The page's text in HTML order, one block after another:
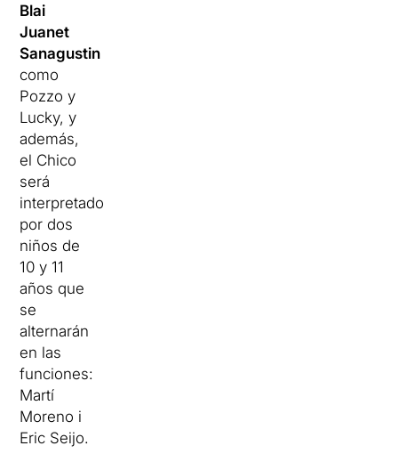
Blai
Juanet
Sanagustin
como
Pozzo y
Lucky, y
además,
el Chico
será
interpretado
por dos
niños de
10 y 11
años que
se
alternarán
en las
funciones:
Martí
Moreno i
Eric Seijo.